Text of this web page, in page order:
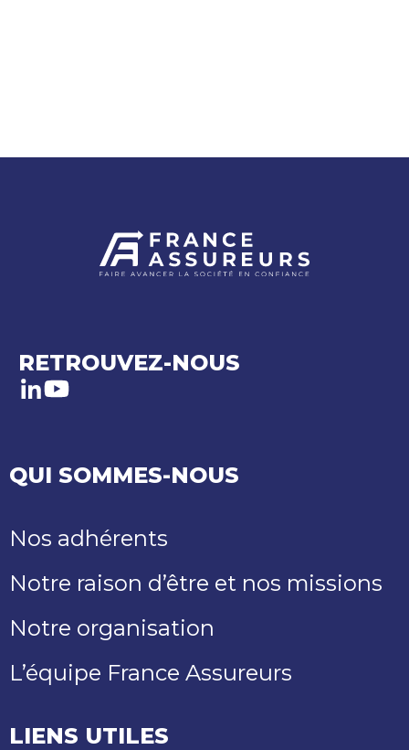
RETROUVEZ-NOUS
LinkedIn
Youtube
QUI SOMMES-NOUS
Nos adhérents
Notre raison d’être et nos missions
Notre organisation
L’équipe France Assureurs
LIENS UTILES